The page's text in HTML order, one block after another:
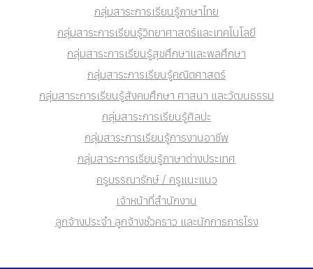
กลุ่มสาระการเรียนรู้ภาษาไทย
กลุ่มสาระการเรียนรู้วิทยาศาสตร์และเทคโนโลยี
กลุ่มสาระการเรียนรู้สุขศึกษาและพลศึกษา
กลุ่มสาระการเรียนรู้คณิตศาสตร์
กลุ่มสาระการเรียนรู้สังคมศึกษา ศาสนา และวัฒนธรรม
กลุ่มสาระการเรียนรู้ศิลปะ
กลุ่มสาระการเรียนรู้การงานอาชีพ
กลุ่มสาระการเรียนรู้ภาษาต่างประเทศ
ครูบรรณารักษ์ / ครูแนะแนว
เจ้าหน้าที่สำนักงาน
ลูกจ้างประจำ ลูกจ้างชั่วคราว และนักการภารโรง